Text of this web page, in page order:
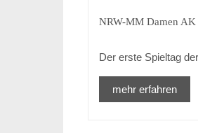
NRW-MM Damen
Der erste Spieltag
mehr erfahren